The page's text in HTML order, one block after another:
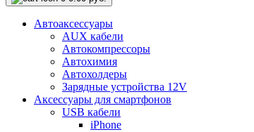
Автоаксессуары
AUX кабели
Автокомпрессоры
Автохимия
Автохолдеры
Зарядные устройства 12V
Аксессуары для смартфонов
USB кабели
iPhone